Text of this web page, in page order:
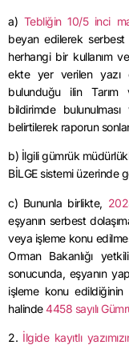
a) Tebliğin 10/5 inci
beyan edilerek serbest
herhangi bir kullanım
ekte yer verilen yazı
bulunduğu ilin Tarım
bildirimde
belirtilerek raporun
b) İlgili gümrük
BİLGE sistemi üzerinde
c) Bununla birlikte,
eşyanın serbest
veya işleme konu
Orman Bakanlığı
sonucunda, eşyanın
işleme konu
halinde4458 sayılı
2. İlgide kayıtlı